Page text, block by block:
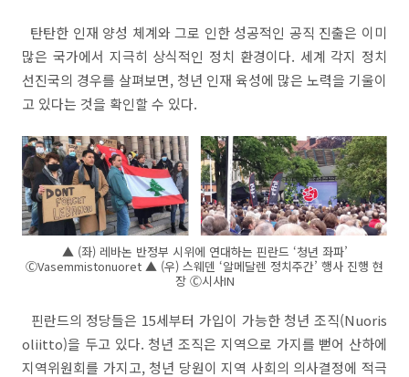
탄탄한 인재 양성 체계와 그로 인한 성공적인 공직 진출은 이미
많은 국가에서 지극히 상식적인 정치 환경이다. 세계 각지 정치
선진국의 경우를 살펴보면, 청년 인재 육성에 많은 노력을 기울이
고 있다는 것을 확인할 수 있다.
▲ (좌) 레바논 반정부 시위에 연대하는 핀란드 ‘청년 좌파’
ⒸVasemmistonuoret ▲ (우) 스웨덴 ‘알메달렌 정치주간’ 행사 진행 현
장 Ⓒ시사IN
핀란드의 정당들은 15세부터 가입이 가능한 청년 조직(Nuoris
oliitto)을 두고 있다. 청년 조직은 지역으로 가지를 뻗어 산하에
지역위원회를 가지고, 청년 당원이 지역 사회의 의사결정에 적극